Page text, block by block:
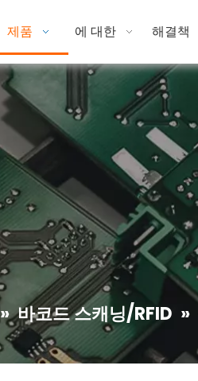
제품 에 대한 해결책
»바코드 스캐닝/RFID »